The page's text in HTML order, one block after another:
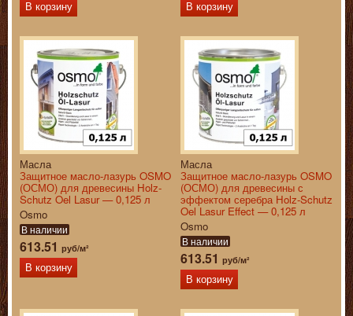
В корзину
В корзину
Масла
Защитное масло-лазурь OSMO
(ОСМО) для древесины Holz-
Schutz Oel Lasur — 0,125 л
Osmo
В наличии
613.51 руб/м²
В корзину
Масла
Защитное масло-лазурь OSMO
(ОСМО) для древесины с
эффектом серебра Holz-Schutz
Oel Lasur Effect — 0,125 л
Osmo
В наличии
613.51 руб/м²
В корзину